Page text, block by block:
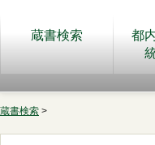
蔵書検索
都
蔵書検索 >